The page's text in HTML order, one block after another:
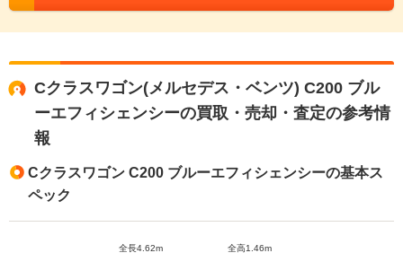
Cクラスワゴン(メルセデス・ベンツ) C200 ブル
ーエフィシェンシーの買取・売却・査定の参考情
報
Cクラスワゴン C200 ブルーエフィシェンシーの基本ス
ペック
全長4.62m 全高1.46m